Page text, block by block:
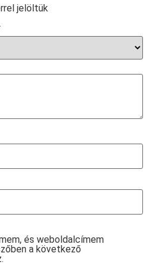
jelöltük
és weboldalcímem
a következő